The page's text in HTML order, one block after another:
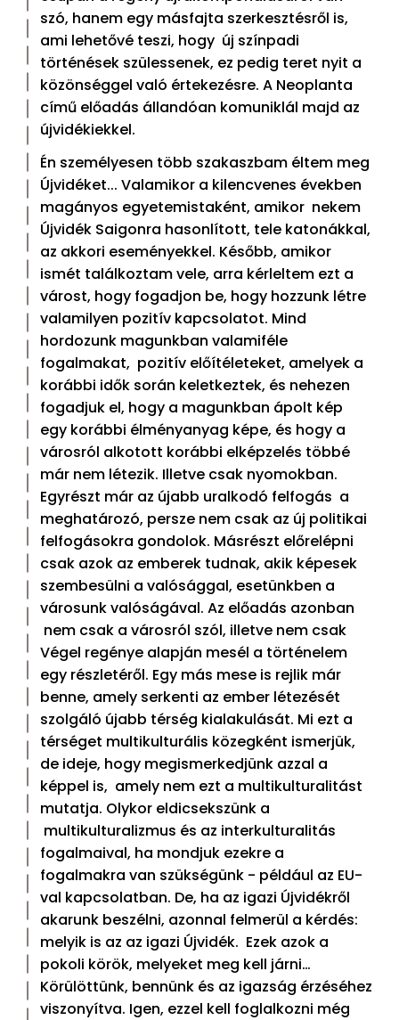
szó, hanem egy másfajta szerkesztésről is,
ami lehetővé teszi, hogy új színpadi
történések szülessenek, ez pedig teret nyit a
közönséggel való értekezésre. A Neoplanta
című előadás állandóan komuniklál majd az
újvidékiekkel.
Én személyesen több szakaszbam éltem meg
Újvidéket... Valamikor a kilencvenes években
magányos egyetemistaként, amikor nekem
Újvidék Saigonra hasonlított, tele katonákkal,
az akkori eseményekkel. Később, amikor
ismét találkoztam vele, arra kérleltem ezt a
várost, hogy fogadjon be, hogy hozzunk létre
valamilyen pozitív kapcsolatot. Mind
hordozunk magunkban valamiféle
fogalmakat, pozitív előítéleteket, amelyek a
korábbi idők során keletkeztek, és nehezen
fogadjuk el, hogy a magunkban ápolt kép
egy korábbi élményanyag képe, és hogy a
városról alkotott korábbi elképzelés többé
már nem létezik. Illetve csak nyomokban.
Egyrészt már az újabb uralkodó felfogás a
meghatározó, persze nem csak az új politikai
felfogásokra gondolok. Másrészt előrelépni
csak azok az emberek tudnak, akik képesek
szembesülni a valósággal, esetünkben a
városunk valóságával. Az előadás azonban
nem csak a városról szól, illetve nem csak
Végel regénye alapján mesél a történelem
egy részletéről. Egy más mese is rejlik már
benne, amely serkenti az ember létezését
szolgáló újabb térség kialakulását. Mi ezt a
térséget multikulturális közegként ismerjük,
de ideje, hogy megismerkedjünk azzal a
képpel is, amely nem ezt a multikulturalitást
mutatja. Olykor eldicsekszünk a
multikulturalizmus és az interkulturalitás
fogalmaival, ha mondjuk ezekre a
fogalmakra van szükségünk - például az EU-
val kapcsolatban. De, ha az igazi Újvidékről
akarunk beszélni, azonnal felmerül a kérdés:
melyik is az az igazi Újvidék. Ezek azok a
pokoli körök, melyeket meg kell járni…
Körülöttünk, bennünk és az igazság érzéséhez
viszonyítva. Igen, ezzel kell foglalkozni még